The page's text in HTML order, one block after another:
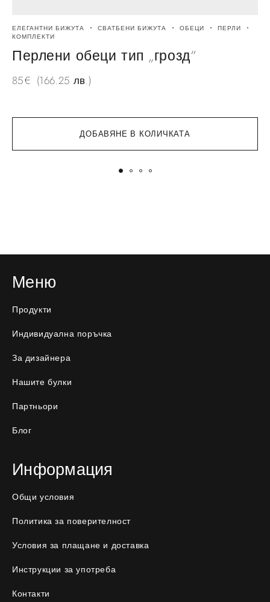
ДОБАВЯНЕ В КОЛИЧКАТА
ЕЛЕГАНТНИ БИЖУТА СВАТБЕНИ БИЖУТА ОБЕЦИ
ПЕРЛИ
КОМПЛЕКТИ
Перлени обеци тип „грозд“
85€ (166.25 лв.)
Меню
Продукти
Индивидуална поръчка
За дизайнера
Нашите булки
Партньори
Блог
Информация
Общи условия
Политика за поверителност
Условия за плащане и доставка
Инструкции за употреба
Контакти